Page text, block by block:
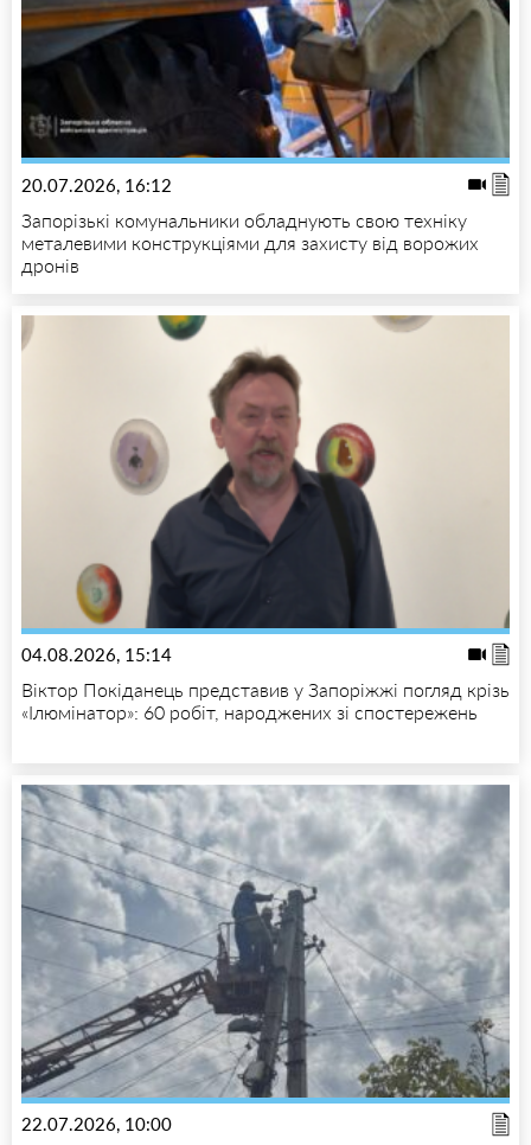
20.07.2026, 16:12
Запорізькі комунальники обладнують свою техніку
металевими конструкціями для захисту від ворожих
дронів
04.08.2026, 15:14
Віктор Покіданець представив у Запоріжжі погляд крізь
«Ілюмінатор»: 60 робіт, народжених зі спостережень
22.07.2026, 10:00